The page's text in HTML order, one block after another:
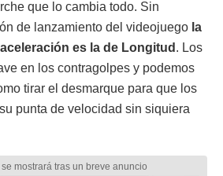
que lo cambia todo. Sin
de lanzamiento del videojuego la
es la de Longitud . Los
en los contragolpes y podemos
tirar el desmarque para que los
punta de velocidad sin siquiera